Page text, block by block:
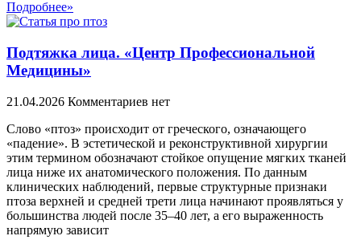
Подробнее»
Подтяжка лица. «Центр Профессиональной
Медицины»
21.04.2026 Комментариев нет
Слово «птоз» происходит от греческого, означающего
«падение». В эстетической и реконструктивной хирургии
этим термином обозначают стойкое опущение мягких тканей
лица ниже их анатомического положения. По данным
клинических наблюдений, первые структурные признаки
птоза верхней и средней трети лица начинают проявляться у
большинства людей после 35–40 лет, а его выраженность
напрямую зависит